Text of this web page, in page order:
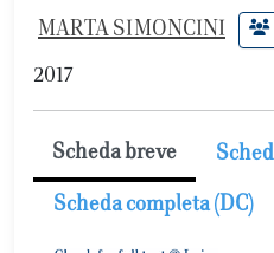
MARTA SIMONCINI
2017
Scheda breve
Scheda completa (DC)